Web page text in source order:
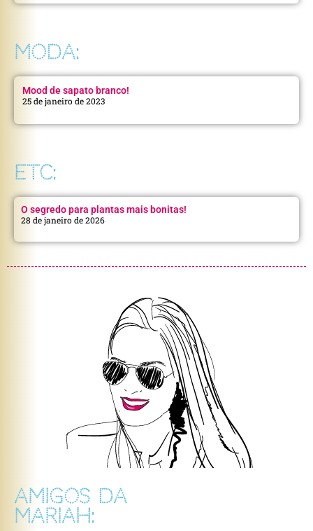
MODA:
Mood de sapato branco!
25 de janeiro de 2023
ETC:
O segredo para plantas mais bonitas!
28 de janeiro de 2026
AMIGOS DA
MARIAH: